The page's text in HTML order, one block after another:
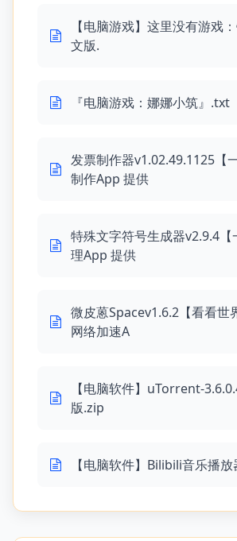
【电脑游戏】这里没有游戏
文版.
『电脑游戏：娜娜小筑』.txt
发票制作器v1.02.49.1125【
制作App 提供
特殊文字符号生成器v2.9.4【
理App 提供
微皮蒽Spacev1.6.2【看看世
网络加速A
【电脑软件】uTorrent-
版.zip
【电脑软件】Bilibili音乐播